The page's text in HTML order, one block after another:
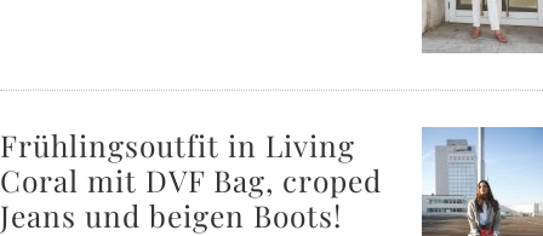
Frühlingsoutfit in Living
Coral mit DVF Bag, croped
Jeans und beigen Boots!